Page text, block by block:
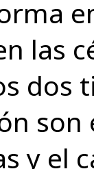
las
dos
y el